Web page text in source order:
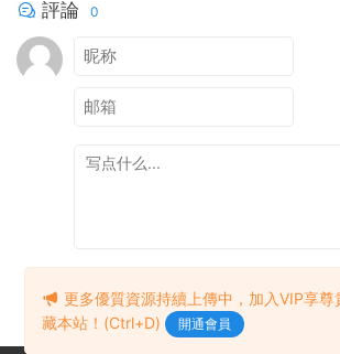
評論 0
更多優質資源持續上傳中，加入VIP享尊
藏本站！(Ctrl+D)
開通會員